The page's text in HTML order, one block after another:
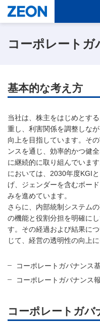
コーポレートガ
基本的な考え方
当社は、株主をはじめとす
重し、利害関係を調整しな
向上を目指しています。そ
ンスを通じ、効率的かつ健
に継続的に取り組んでいま
においては、2030年度KGI
げ、ジェンダーを含むボー
みを進めています。
さらに、内部統制システム
の機能と役割分担を明確に
す。その経過および結果に
じて、経営の透明性の向上に
コーポレートガバナンス
コーポレートガバナンス
コーポレートガバ